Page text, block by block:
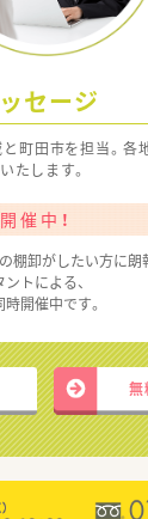
セージ
町田市を担当。各
たします。
催中！
棚卸がしたい方に朗
トによる、
開催中です。
無